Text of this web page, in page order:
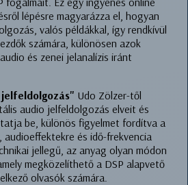
lépésre magyarázza el, hogyan
valós példákkal, így rendkívül
számára, különösen azok
és zenei jelanalízis iránt
Udo Zölzer-től
audio jelfeldolgozás elveit és
be, különös figyelmet fordítva a
audioeffektekre és idő-frekvencia
jellegű, az anyag olyan módon
megközelíthető a DSP alapvető
olvasók számára.